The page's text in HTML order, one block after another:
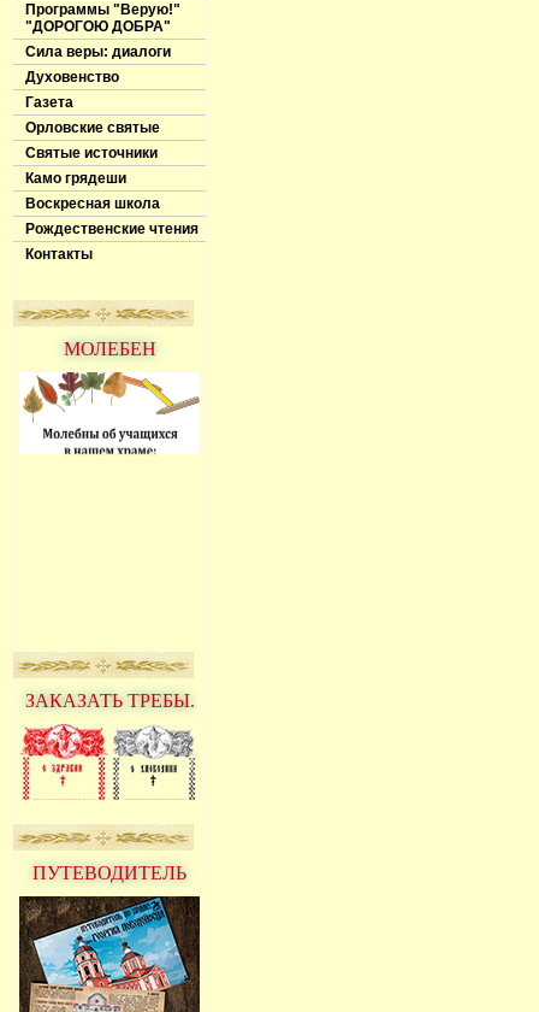
Программы "Верую!"
"ДОРОГОЮ ДОБРА"
Сила веры: диалоги
Духовенство
Газета
Орловские святые
Святые источники
Камо грядеши
Воскресная школа
Рождественские чтения
Контакты
МОЛЕБЕН
ЗАКАЗАТЬ ТРЕБЫ.
ПУТЕВОДИТЕЛЬ